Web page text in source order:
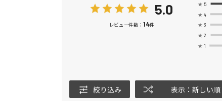
5.0
レビュー件数： 14件
★ 5
★ 4
★ 3
★ 2
★ 1
絞り込み 表示：新しい順